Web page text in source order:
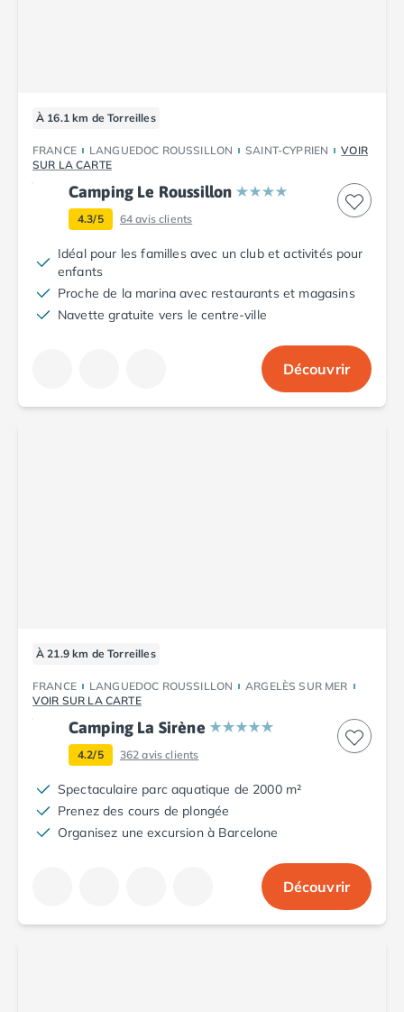
Vivez l'expérience
Qui sommes nous ?
Services et infos pratiques
Nos modes de paiement
Paiement en plusieurs fois
Paiement en plusieurs fois - avec ONEY BANK
Notre programme de fidélité
Devenir propriétaire
Camping en Dordogne
Camping avec terrain de tennis
À 16.1 km de Torreilles
FRANCE LANGUEDOC ROUSSILLON SAINT-CYPRIEN
VOIR
SUR LA CARTE
Camping Le Roussillon
4.3/5 64avis clients
Idéal pour les familles avec un club et activités pour
enfants
Proche de la marina avec restaurants et magasins
Navette gratuite vers le centre-ville
Découvrir
À 21.9 km de Torreilles
FRANCE LANGUEDOC ROUSSILLON
ARGELÈS SUR MER
VOIR SUR LA CARTE
Camping La Sirène
4.2/5 362avis clients
Spectaculaire parc aquatique de 2000 m²
Prenez des cours de plongée
Organisez une excursion à Barcelone
Découvrir